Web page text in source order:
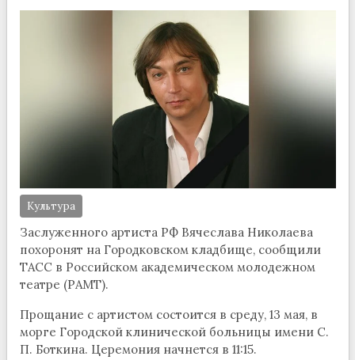
Культура
Заслуженного артиста РФ Вячеслава Николаева
похоронят на Городковском кладбище, сообщили
ТАСС в Российском академическом молодежном
театре (РАМТ).
Прощание с артистом состоится в среду, 13 мая, в
морге Городской клинической больницы имени С.
П. Боткина. Церемония начнется в 11:15.